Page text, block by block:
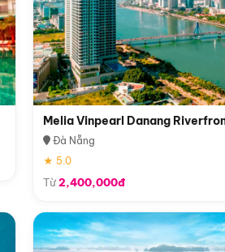
Melia Vinpearl Danang
Đà Nẵng
★ 5.0
Từ2,400,000đ